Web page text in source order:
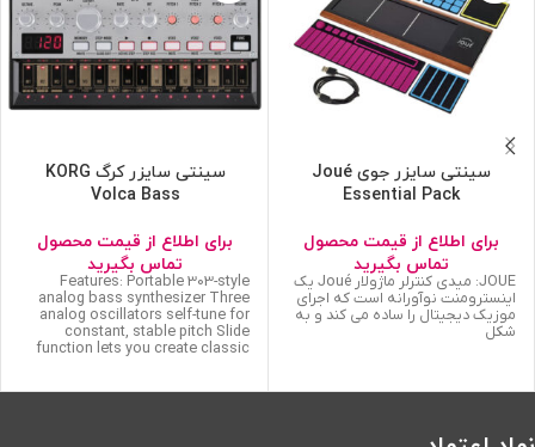
سینتی سایزر جوی Joué
Essential Pack
برای اطلاع از قیمت محصول
تماس بگیرید
JOUÉ: میدی کنترلر ماژولار Joué یک
اینسترومنت نوآورانه است که اجرای
موزیک دیجیتال را ساده می کند و به
شکل
سینتی سایزر کرگ KORG
Volca Bass
برای اطلاع از قیمت محصول
تماس بگیرید
Features: Portable 303-style
analog bass synthesizer Three
analog oscillators self-tune for
constant, stable pitch Slide
function lets you create classic